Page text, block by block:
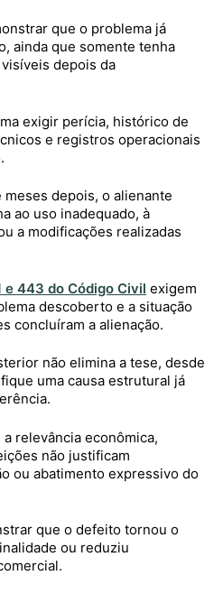
que o problema já
ainda que somente tenha
depois da
exigir perícia, histórico de
e registros operacionais
depois, o alienante
ao uso inadequado, à
a modificações realizadas
e 443 do Código Civil exigem
descoberto e a situação
concluíram a alienação.
não elimina a tese, desde
uma causa estrutural já
relevância econômica,
não justificam
ou abatimento expressivo do
que o defeito tornou o
ou reduziu